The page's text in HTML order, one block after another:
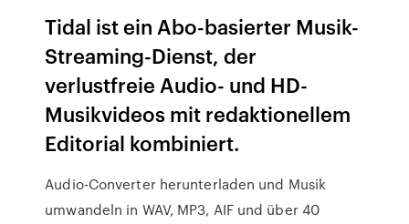
Tidal ist ein Abo-basierter Musik-
Streaming-Dienst, der
verlustfreie Audio- und HD-
Musikvideos mit redaktionellem
Editorial kombiniert.
Audio-Converter herunterladen und Musik
umwandeln in WAV, MP3, AIF und über 40